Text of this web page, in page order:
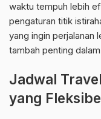
waktu tempuh lebih
pengaturan titik
yang ingin perjalanan
tambah penting
Jadwal
yang